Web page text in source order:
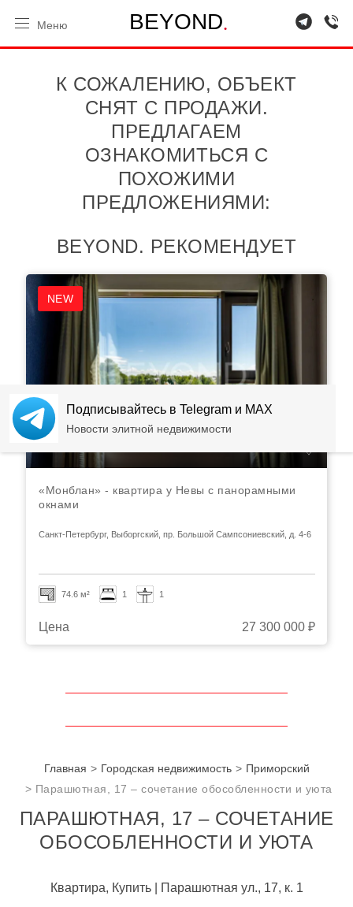
BEYOND.
Меню
К СОЖАЛЕНИЮ, ОБЪЕКТ
СНЯТ С ПРОДАЖИ.
ПРЕДЛАГАЕМ
ОЗНАКОМИТЬСЯ С
ПОХОЖИМИ
ПРЕДЛОЖЕНИЯМИ:
BEYOND. РЕКОМЕНДУЕТ
NEW
«Монблан» - квартира у Невы с панорамными
окнами
Санкт-Петербург, Выборгский, пр. Большой Сампсониевский, д. 4-6
74.6 м² 1 1
Цена 27 300 000 ₽
Главная Городская недвижимость
Приморский
Парашютная, 17 – сочетание обособленности и уюта
ПАРАШЮТНАЯ, 17 – СОЧЕТАНИЕ
ОБОСОБЛЕННОСТИ И УЮТА
Квартира, Купить | Парашютная ул., 17, к. 1
Подписывайтесь в Telegram и MAX
Новости элитной недвижимости